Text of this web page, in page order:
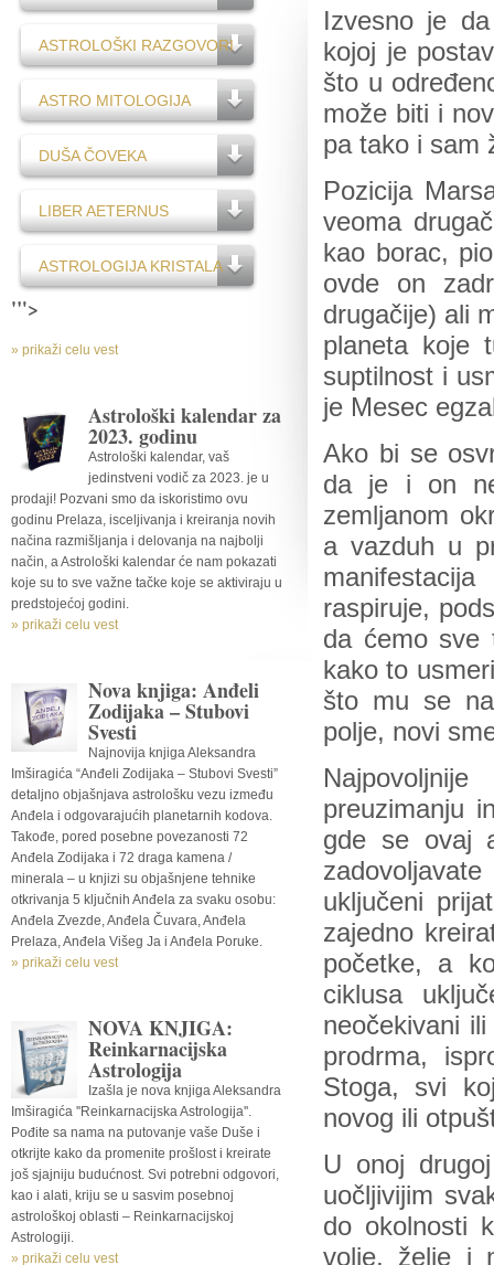
ASTROLOŠKI RAZGOVORI
ASTRO MITOLOGIJA
DUŠA ČOVEKA
LIBER AETERNUS
ASTROLOGIJA KRISTALA
'">
» prikaži celu vest
Astrološki kalendar za
2023. godinu
Astrološki kalendar, vaš
jedinstveni vodič za 2023. je u
prodaji! Pozvani smo da iskoristimo ovu
godinu Prelaza, isceljivanja i kreiranja novih
načina razmišljanja i delovanja na najbolji
način, a Astrološki kalendar će nam pokazati
koje su to sve važne tačke koje se aktiviraju u
predstojećoj godini.
» prikaži celu vest
Nova knjiga: Anđeli
Zodijaka – Stubovi
Svesti
Najnovija knjiga Aleksandra
Imširagića “Anđeli Zodijaka – Stubovi Svesti”
detaljno objašnjava astrološku vezu između
Anđela i odgovarajućih planetarnih kodova.
Takođe, pored posebne povezanosti 72
Anđela Zodijaka i 72 draga kamena /
minerala – u knjizi su objašnjene tehnike
otkrivanja 5 ključnih Anđela za svaku osobu:
Anđela Zvezde, Anđela Čuvara, Anđela
Prelaza, Anđela Višeg Ja i Anđela Poruke.
» prikaži celu vest
NOVA KNJIGA:
Reinkarnacijska
Astrologija
Izašla je nova knjiga Aleksandra
Imširagića ''Reinkarnacijska Astrologija''.
Pođite sa nama na putovanje vaše Duše i
otkrijte kako da promenite prošlost i kreirate
još sjajniju budućnost. Svi potrebni odgovori,
kao i alati, kriju se u sasvim posebnoj
astrološkoj oblasti – Reinkarnacijskoj
Astrologiji.
» prikaži celu vest
Izvesno je
kojoj je
što u
može biti i
pa tako i
Pozicija
veoma
kao borac,
ovde on
drugačije) ali
planeta koje
suptilnost i
je Mesec
Ako bi se
da je i on
zemljanom
a vazduh u
raspiruje,
da ćemo sve
kako to
što mu se
polje, novi
preuzimanju
gde se ovaj
uključeni
zajedno
početke, a
ciklusa
neočekivani
prodrma,
Stoga, svi
novog ili
U onoj
uočljivijim
do okolnosti
volje, želje i